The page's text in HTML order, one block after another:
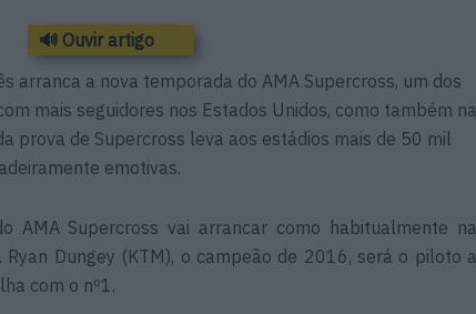
🔊 Ouvir artigo
arranca a nova temporada do AMA Supercross, um dos
mais seguidores nos Estados Unidos, como também na
prova de Supercross leva aos estádios mais de 50 mil
emotivas.
AMA Supercross vai arrancar como habitualmente na
Ryan Dungey (KTM), o campeão de 2016, será o piloto a
com o nº1.